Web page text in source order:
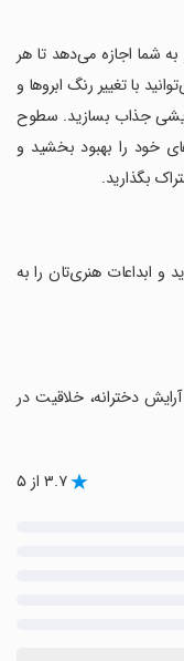
شما اجازه می‌دهد تا هر
با تغییر رنگ ابروها و
جذاب بسازید. سطوح
خود را بهبود بخشید و
بگذارید.
و ابداعات هنری‌تان را به
دخترانه، خلاقیت در
۳.۷ از ۵